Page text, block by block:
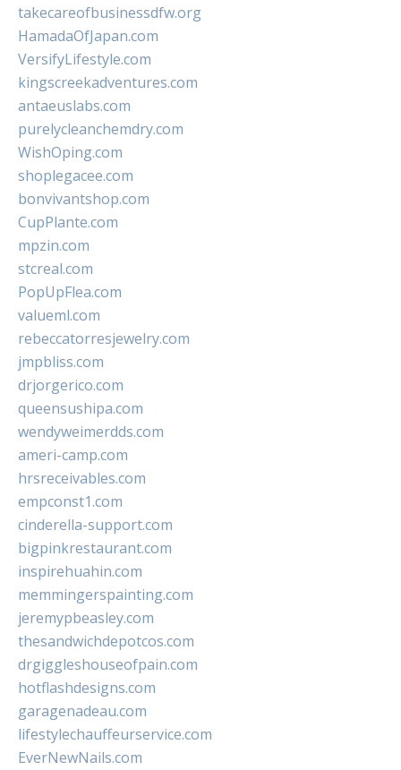
takecareofbusinessdfw.org
HamadaOfJapan.com
VersifyLifestyle.com
kingscreekadventures.com
antaeuslabs.com
purelycleanchemdry.com
WishOping.com
shoplegacee.com
bonvivantshop.com
CupPlante.com
mpzin.com
stcreal.com
PopUpFlea.com
valueml.com
rebeccatorresjewelry.com
jmpbliss.com
drjorgerico.com
queensushipa.com
wendyweimerdds.com
ameri-camp.com
hrsreceivables.com
empconst1.com
cinderella-support.com
bigpinkrestaurant.com
inspirehuahin.com
memmingerspainting.com
jeremypbeasley.com
thesandwichdepotcos.com
drgiggleshouseofpain.com
hotflashdesigns.com
garagenadeau.com
lifestylechauffeurservice.com
EverNewNails.com